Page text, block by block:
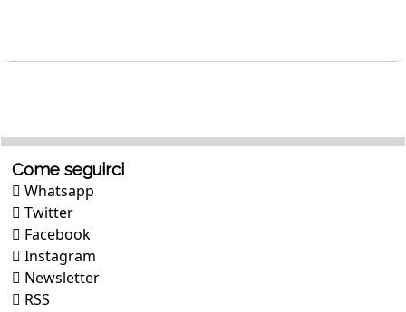
Come seguirci
Whatsapp
Twitter
Facebook
Instagram
Newsletter
RSS